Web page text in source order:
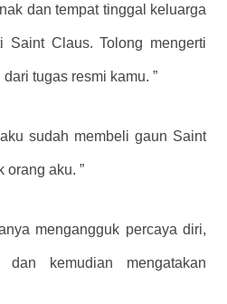
dan tempat tinggal keluarga
Saint Claus. Tolong mengerti
tugas resmi kamu. ”
sudah membeli gaun Saint
orang aku. ”
mengangguk percaya diri,
kemudian mengatakan